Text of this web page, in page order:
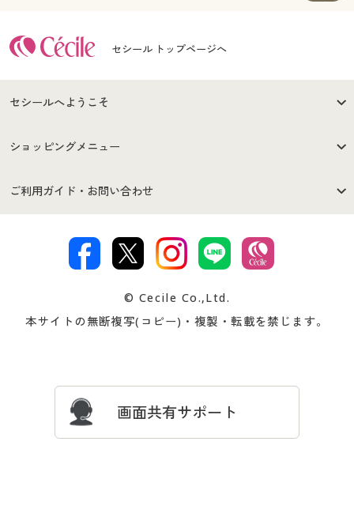
セシール トップページへ
セシールへようこそ
はじめての方へ
セシールご利用規約
著作権・商標について 会社案内
ショッピングメニュー
商品カテゴリ
プレゼント＆キャンペーン サイトマップ
ご利用ガイド・お問い合わせ
交換・返品は お支払は
ついて
忘れの場合
© Cecile Co.,Ltd.
本サイトの無断複写(コピー)・複製・転載を禁じます。
画面共有サポート